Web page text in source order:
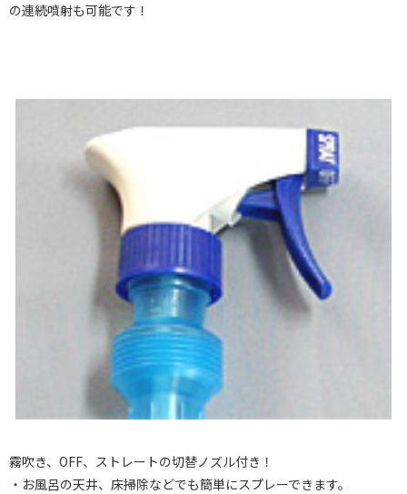
の連続噴射も可能です！
霧吹き、OFF、ストレートの切替ノズル付き！
・お風呂の天井、床掃除などでも簡単にスプレーできます。